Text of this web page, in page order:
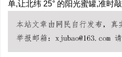
单,让北纬 25° 的阳光蜜罐,准时敲